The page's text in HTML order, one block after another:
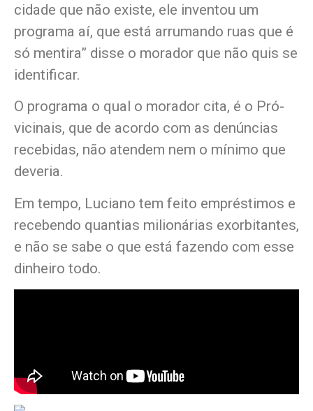
cidade que não existe, ele inventou um
programa aí, que está arrumando ruas que é
só mentira” disse o morador que não quis se
identificar.
O programa o qual o morador cita, é o Pró-
vicinais, que de acordo com as denúncias
recebidas, não atendem nem o mínimo que
deveria.
Em tempo, Luciano tem feito empréstimos e
recebendo quantias milionárias exorbitantes,
e não se sabe o que está fazendo com esse
dinheiro todo.